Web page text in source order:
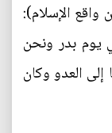
الإسلام):
يوم بدر ونحن
إلى العدو وكان